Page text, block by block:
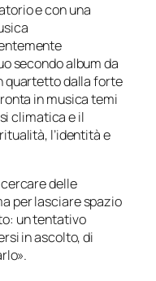
e con una
secondo album da
quartetto dalla forte
in musica temi
climatica e il
l’identità e
delle
per lasciare spazio
un tentativo
in ascolto, di